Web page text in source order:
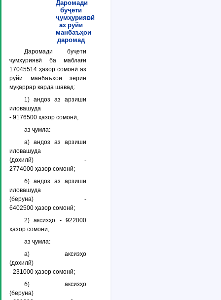
Даромади
буҷети
ҷумҳуриявӣ
аз рӯйи
манбаъҳои
даромад
Даромади буҷети
ҷумҳуриявӣ ба маблағи
17045514 ҳазор сомонӣ аз
рӯйи манбаъҳои зерин
муқаррар карда шавад:
1) андоз аз арзиши
иловашуда
- 9176500 ҳазор сомонӣ,
аз ҷумла:
а) андоз аз арзиши
иловашуда
(дохилӣ) -
2774000 ҳазор сомонӣ;
б) андоз аз арзиши
иловашуда
(беруна) -
6402500 ҳазор сомонӣ;
2) аксизҳо - 922000
ҳазор сомонӣ,
аз ҷумла:
а) аксизҳо
(дохилӣ)
- 231000 ҳазор сомонӣ;
б) аксизҳо
(беруна)